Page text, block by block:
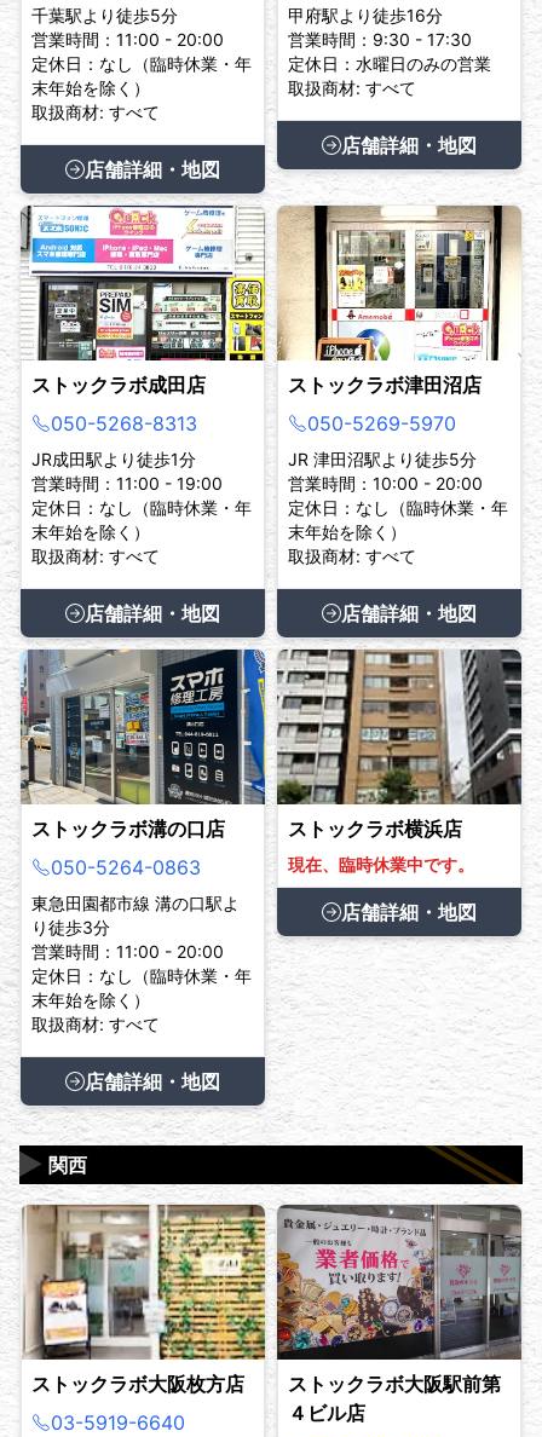
千葉駅より徒歩5分
営業時間：11:00 - 20:00
定休日：なし（臨時休業・年
末年始を除く）
取扱商材: すべて
店舗詳細・地図
甲府駅より徒歩16分
営業時間：9:30 - 17:30
定休日：水曜日のみの営業
取扱商材: すべて
店舗詳細・地図
ストックラボ成田店
050-5268-8313
JR成田駅より徒歩1分
営業時間：11:00 - 19:00
定休日：なし（臨時休業・年
末年始を除く）
取扱商材: すべて
店舗詳細・地図
ストックラボ津田沼店
050-5269-5970
JR 津田沼駅より徒歩5分
営業時間：10:00 - 20:00
定休日：なし（臨時休業・年
末年始を除く）
取扱商材: すべて
店舗詳細・地図
ストックラボ溝の口店
050-5264-0863
東急田園都市線 溝の口駅よ
り徒歩3分
営業時間：11:00 - 20:00
定休日：なし（臨時休業・年
末年始を除く）
取扱商材: すべて
店舗詳細・地図
ストックラボ横浜店
現在、臨時休業中です。
店舗詳細・地図
関西
▶
ストックラボ大阪枚方店
03-5919-6640
ストックラボ大阪駅前第
４ビル店